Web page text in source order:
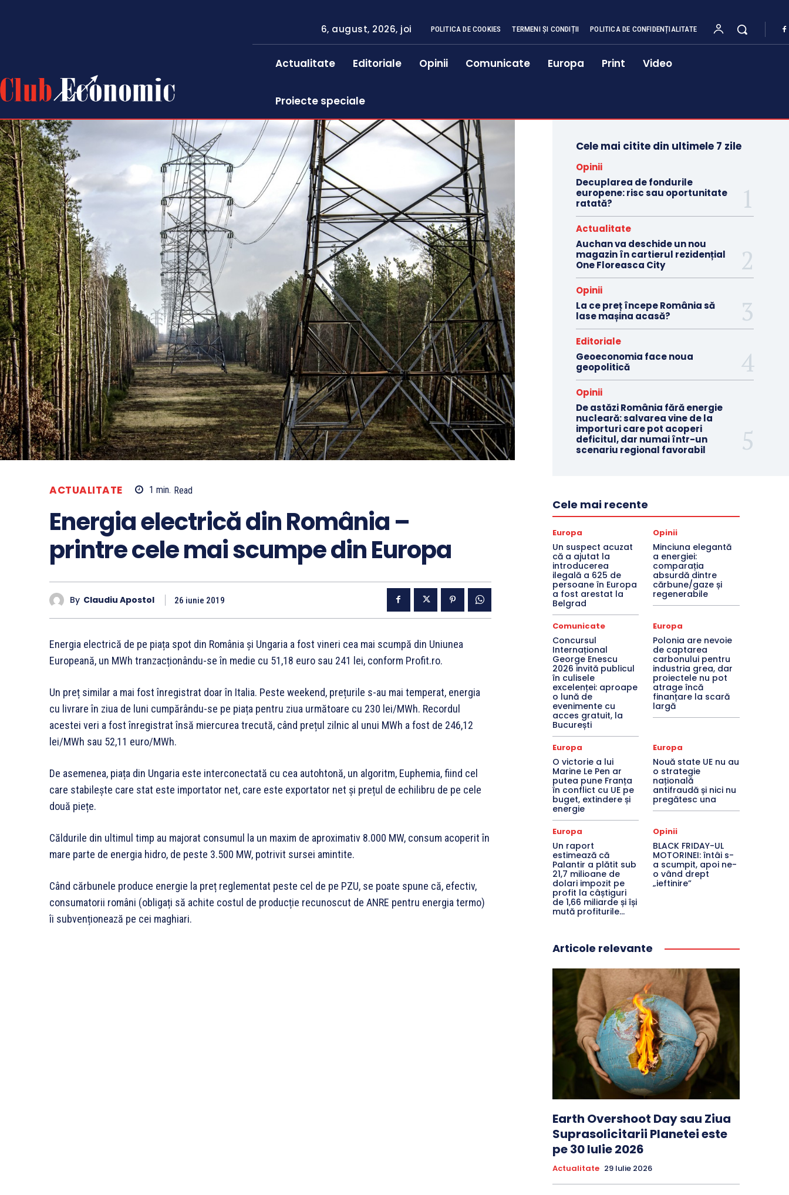
6, august, 2026, joi POLITICA DE COOKIES TERMENI ȘI CONDIȚII POLITICA DE CONFIDENȚIALITATE
Actualitate Editoriale Opinii Comunicate Europa Print Video
Proiecte speciale
ACTUALITATE 1 min. Read
Energia electrică din România –
printre cele mai scumpe din Europa
By Claudiu Apostol 26 iunie 2019
Energia electrică de pe piața spot din România și Ungaria a fost vineri cea mai scumpă din Uniunea
Europeană, un MWh tranzacționându-se în medie cu 51,18 euro sau 241 lei, conform Profit.ro.
Un preț similar a mai fost înregistrat doar în Italia. Peste weekend, prețurile s-au mai temperat, energia
cu livrare în ziua de luni cumpărându-se pe piața pentru ziua următoare cu 230 lei/MWh. Recordul
acestei veri a fost înregistrat însă miercurea trecută, când prețul zilnic al unui MWh a fost de 246,12
lei/MWh sau 52,11 euro/MWh.
De asemenea, piața din Ungaria este interconectată cu cea autohtonă, un algoritm, Euphemia, fiind cel
care stabilește care stat este importator net, care este exportator net și prețul de echilibru de pe cele
două piețe.
Căldurile din ultimul timp au majorat consumul la un maxim de aproximativ 8.000 MW, consum acoperit în
mare parte de energia hidro, de peste 3.500 MW, potrivit sursei amintite.
Când cărbunele produce energie la preț reglementat peste cel de pe PZU, se poate spune că, efectiv,
consumatorii români (obligați să achite costul de producție recunoscut de ANRE pentru energia termo)
îi subvenționează pe cei maghiari.
Cele mai citite din ultimele 7 zile
Opinii
Decuplarea de fondurile
europene: risc sau oportunitate
ratată?
Actualitate
Auchan va deschide un nou
magazin în cartierul rezidențial
One Floreasca City
Opinii
La ce preț începe România să
lase mașina acasă?
Editoriale
Geoeconomia face noua
geopolitică
Opinii
De astăzi România fără energie
nucleară: salvarea vine de la
importuri care pot acoperi
deficitul, dar numai într-un
scenariu regional favorabil
Cele mai recente
Europa
Un suspect acuzat
că a ajutat la
introducerea
ilegală a 625 de
persoane în Europa
a fost arestat la
Belgrad
Opinii
Minciuna elegantă
a energiei:
comparația
absurdă dintre
cărbune/gaze și
regenerabile
Comunicate
Concursul
Internațional
George Enescu
2026 invită publicul
în culisele
excelenței: aproape
o lună de
evenimente cu
acces gratuit, la
București
Europa
Polonia are nevoie
de captarea
carbonului pentru
industria grea, dar
proiectele nu pot
atrage încă
finanțare la scară
largă
Europa
O victorie a lui
Marine Le Pen ar
putea pune Franța
în conflict cu UE pe
buget, extindere și
energie
Europa
Nouă state UE nu au
o strategie
națională
antifraudă și nici nu
pregătesc una
Europa
Un raport
estimează că
Palantir a plătit sub
21,7 milioane de
dolari impozit pe
profit la câștiguri
de 1,66 miliarde și își
mută profiturile...
Opinii
BLACK FRIDAY-UL
MOTORINEI: întâi s-
a scumpit, apoi ne-
o vând drept
„ieftinire”
Articole relevante
Earth Overshoot Day sau Ziua
Suprasolicitarii Planetei este
pe 30 Iulie 2026
Actualitate 29 Iulie 2026